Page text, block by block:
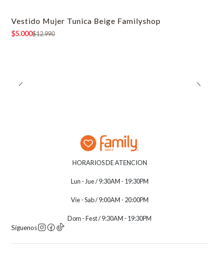
-62% OFF
Vestido Mujer Tunica Beige Familyshop
$5.000$12.990
HORARIOS DE ATENCION
Lun - Jue / 9:30AM - 19:30PM
Vie - Sab / 9:00AM - 20:00PM
Dom - Fest / 9:30AM - 19:30PM
Síguenos